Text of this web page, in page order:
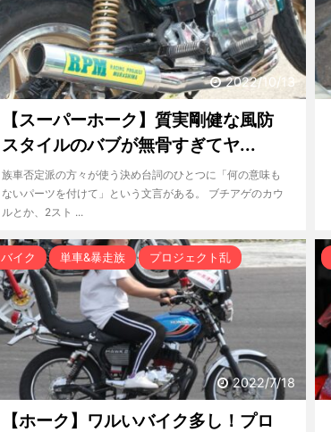
2022/10/13
【スーパーホーク】質実剛健な風防
スタイルのバブが無骨すぎてヤ...
族車否定派の方々が使う決め台詞のひとつに「何の意味も
ないパーツを付けて」という文言がある。 ブチアゲのカウ
ルとか、2スト ...
2022/7/18
バイク 単車&暴走族 プロジェクト乱
【ホーク】ワルいバイク多し！プロ